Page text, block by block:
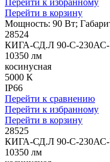
Перейти к избранному
Перейти в корзину
Мощность: 90 Вт;
28524
КИГА-СД.Л 90-С-230АС-
10350 лм
косинусная
5000 К
IP66
Перейти к сравнению
Перейти к избранному
Перейти в корзину
28525
КИГА-СД.Л 90-С-230АС-
10350 лм